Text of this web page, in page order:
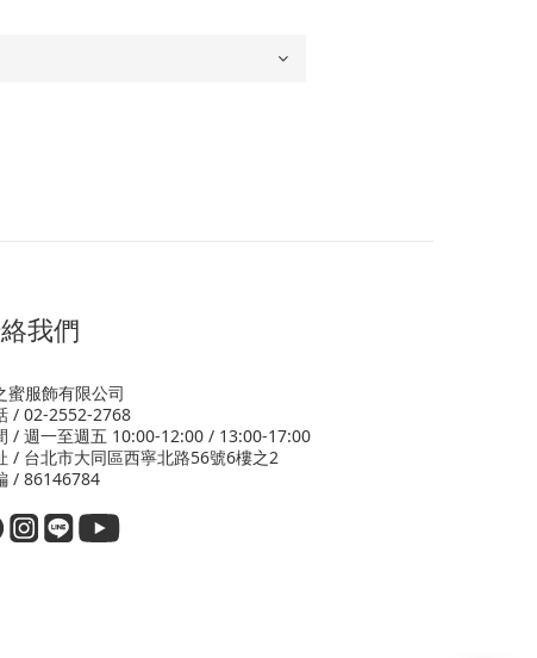
我們
蜜服飾有限公司
/ 02-2552-2768
/ 週一至週五 10:00-12:00 / 13:00-17:00
/ 台北市大同區西寧北路56號6樓之2
/ 86146784